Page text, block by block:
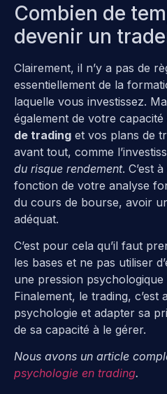
Combien de
devenir un
Clairement, il n’y a pas de
essentiellement de la
laquelle vous investissez.
également de votre
de trading et vos plans de
avant tout, comme
du risque rendement. C’est
fonction de votre analyse
du cours de bourse, avoir
adéquat.
C’est pour cela qu’il faut
les bases et ne pas utiliser
une pression
Finalement, le trading, c’est
psychologie et adapter sa
de sa capacité à le gérer.
Nous avons un article
psychologie en trading.